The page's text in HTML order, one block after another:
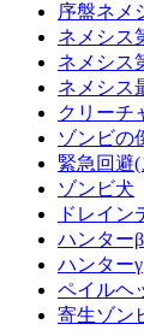
序盤ネメ
ネメシス
ネメシス
ネメシス
クリーチ
ゾンビの
緊急回避
ゾンビ犬
ドレイン
ハンターβ
ハンターγ
ペイルヘ
寄生ゾン